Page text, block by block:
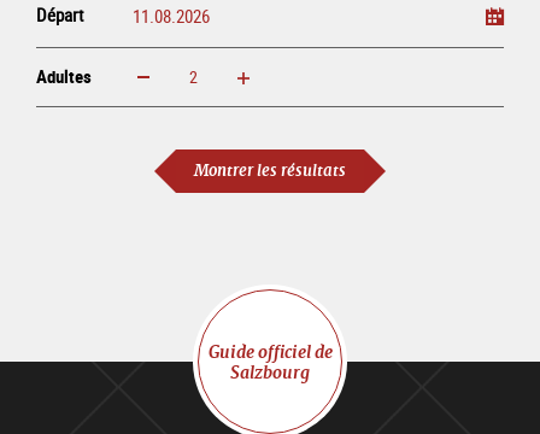
Départ
Adultes Augmenter Réduire
Montrer les résultats
Guide officiel de
Salzbourg